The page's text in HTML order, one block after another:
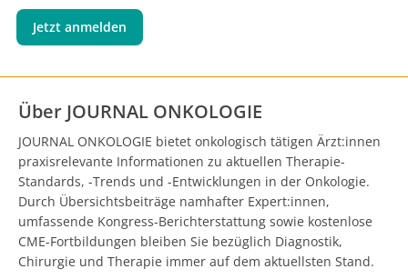
Jetzt anmelden
Über JOURNAL ONKOLOGIE
JOURNAL ONKOLOGIE bietet onkologisch tätigen Ärzt:innen
praxisrelevante Informationen zu aktuellen Therapie-
Standards, -Trends und -Entwicklungen in der Onkologie.
Durch Übersichtsbeiträge namhafter Expert:innen,
umfassende Kongress-Berichterstattung sowie kostenlose
CME-Fortbildungen bleiben Sie bezüglich Diagnostik,
Chirurgie und Therapie immer auf dem aktuellsten Stand.